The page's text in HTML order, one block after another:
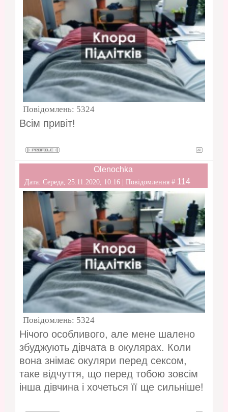
Повідомлень: 5324
Всім привіт!
Olenochka
Дата: Середа, 25.11.2020, 10:16 | Повідомлення # 114
Повідомлень: 5324
Нічого особливого, але мене шалено
збуджують дівчата в окулярах. Коли
вона знімає окуляри перед сексом,
таке відчуття, що перед тобою зовсім
інша дівчина і хочеться її ще сильніше!